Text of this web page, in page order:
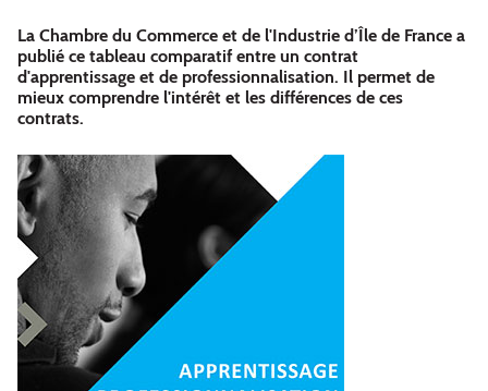
La Chambre du Commerce et de l'Industrie d’Île de France a
publié ce tableau comparatif entre un contrat
d'apprentissage et de professionnalisation. Il permet de
mieux comprendre l'intérêt et les différences de ces
contrats.